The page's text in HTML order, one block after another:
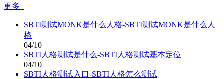
更多+
SBTI测试MONK是什么人格-SBTI测试MONK是什么人
格
04/10
SBTI人格测试是什么-SBTI人格测试基本定位
04/10
SBTI人格测试入口-SBTI人格怎么测试